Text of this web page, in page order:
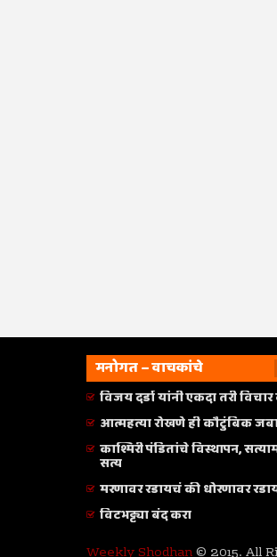
मनोगत – वाचकांचे
विजय दर्डा यांनी एकदा तरी विचार
आत्महत्या रोखणे ही कौटुंबिक
काश्मिरी पंडितांचे विस्थापन,
सत्य
मरणावर रडायचं की धोरणावर
विटभट्ट्या बंद करा